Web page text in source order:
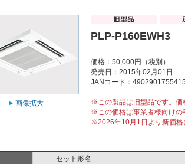
画像拡大
PLP-P160EWH3
価格：50,000円（税別）
発売日：2015年02月01日
JANコード：4902901755415
※この製品は旧型品です。価
※この価格は事業者様向けの
※2026年10月1日より新価格
セット形名